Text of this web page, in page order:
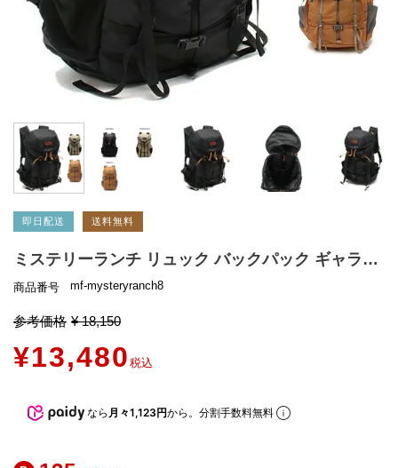
即日配送 送料無料
ミステリーランチ リュック バックパック ギャラゲーター メンズ レディース ユニセックス MYSTERY RANCH 112980
商品番号 mf-mysteryranch8
参考価格 ¥ 18,150
¥13,480 税込
なら 月々1,123円から。分割手数料無料